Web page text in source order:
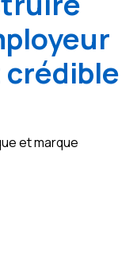
et marque